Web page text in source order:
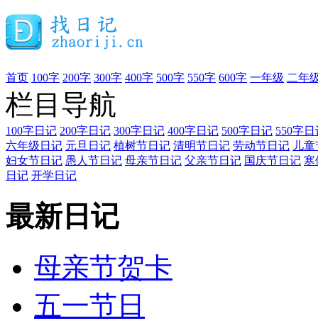
首页 100字 200字 300字 400字 500字 550字 600字 一年级 二年
栏目导航
100字日记 200字日记 300字日记 400字日记 500字日记 550字日
六年级日记 元旦日记 植树节日记 清明节日记 劳动节日记 儿
妇女节日记 愚人节日记 母亲节日记 父亲节日记 国庆节日记 寒
日记 开学日记
最新日记
母亲节贺卡
五一节日